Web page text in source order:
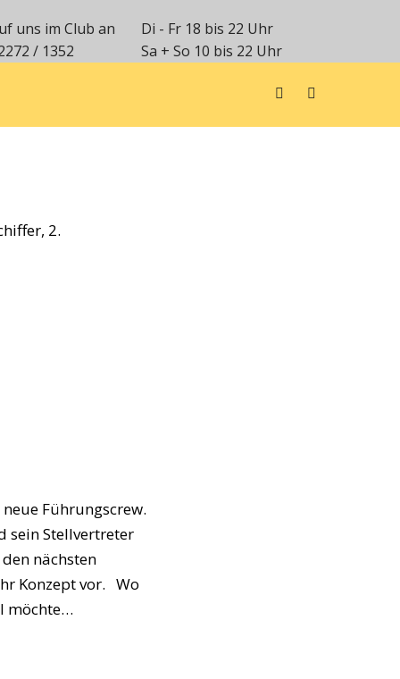
uns im Club an
/ 1352
Di - Fr 18 bis 22 Uhr
Sa + So 10 bis 22 Uhr
2.
Führungscrew.
sein Stellvertreter
nächsten
Konzept vor. Wo
möchte…